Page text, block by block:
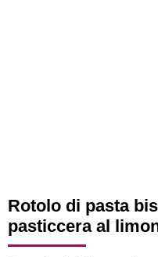
Rotolo di pasta
pasticcera al